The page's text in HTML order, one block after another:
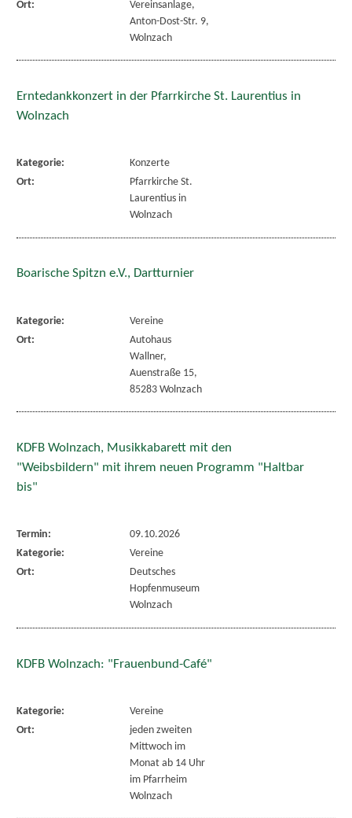
Ort:
Vereinsanlage,
Anton-Dost-Str. 9,
Wolnzach
Erntedankkonzert in der Pfarrkirche St. Laurentius in
Wolnzach
Kategorie:
Konzerte
Ort:
Pfarrkirche St.
Laurentius in
Wolnzach
Boarische Spitzn e.V., Dartturnier
Kategorie:
Vereine
Ort:
Autohaus
Wallner,
Auenstraße 15,
85283 Wolnzach
KDFB Wolnzach, Musikkabarett mit den
"Weibsbildern" mit ihrem neuen Programm "Haltbar
bis"
Termin:
09.10.2026
Kategorie:
Vereine
Ort:
Deutsches
Hopfenmuseum
Wolnzach
KDFB Wolnzach: "Frauenbund-Café"
Kategorie:
Vereine
Ort:
jeden zweiten
Mittwoch im
Monat ab 14 Uhr
im Pfarrheim
Wolnzach